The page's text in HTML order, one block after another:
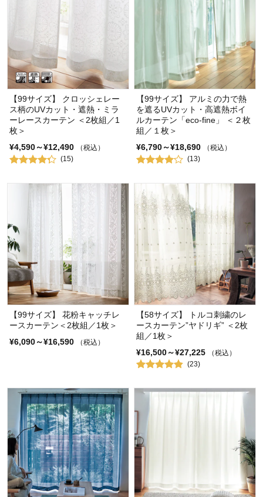
【99サイズ】 クロッシェレー
ス柄のUVカット・遮熱・ミラ
ーレースカーテン ＜2枚組／1
枚＞
¥4,590～¥12,490
（税込）
(15)
【99サイズ】 アルミの力で熱
を遮るUVカット・高遮熱ボイ
ルカーテン「eco-fine」 ＜２枚
組／１枚＞
¥6,790～¥18,690
（税込）
(13)
【99サイズ】 花粉キャッチレ
ースカーテン＜2枚組／1枚＞
¥6,090～¥16,590
（税込）
【58サイズ】 トルコ刺繍のレ
ースカーテン”ヤドリギ” ＜2枚
組／1枚＞
¥16,500～¥27,225
（税込）
(23)